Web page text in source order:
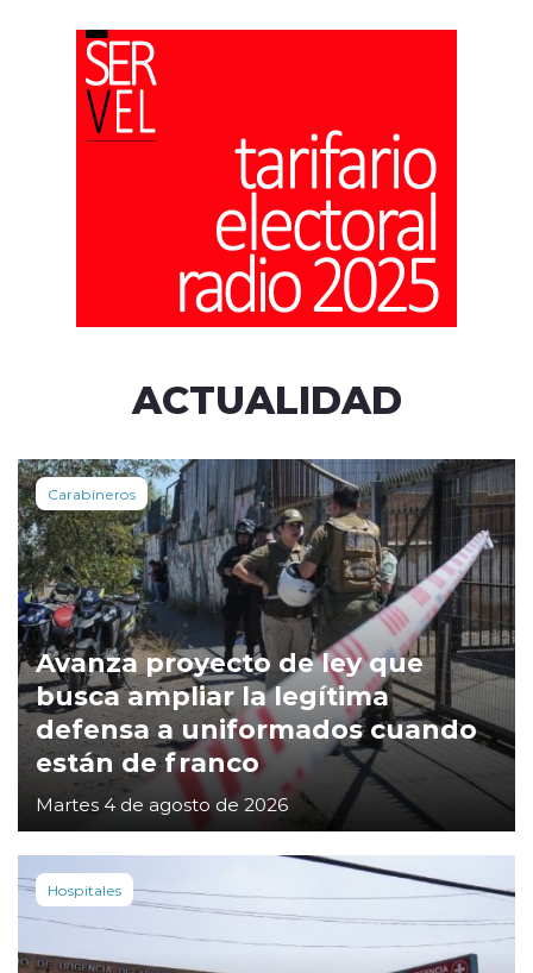
ACTUALIDAD
Carabineros
Avanza proyecto de ley que
busca ampliar la legítima
defensa a uniformados cuando
están de franco
Martes 4 de agosto de 2026
Hospitales